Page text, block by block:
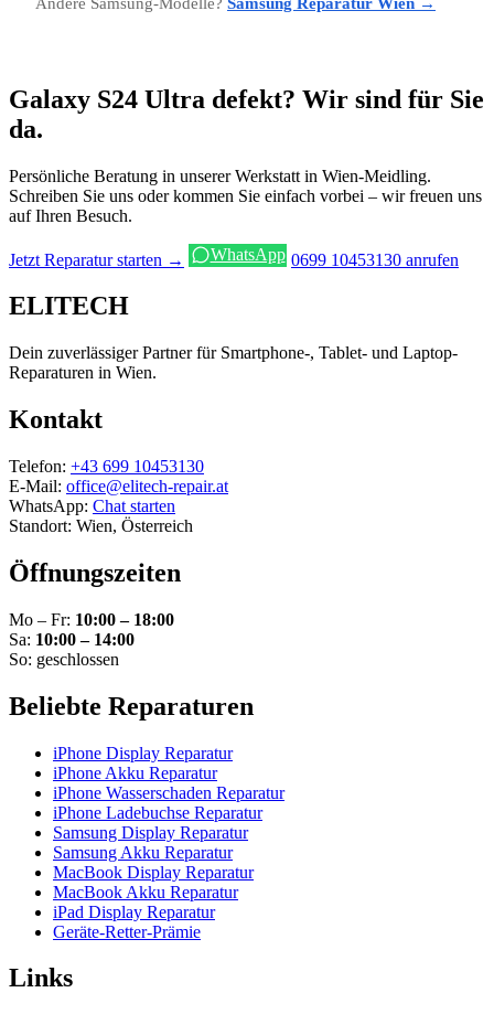
Galaxy S24 Ultra defekt? Wir sind für Sie
da.
Persönliche Beratung in unserer Werkstatt in Wien-Meidling.
Schreiben Sie uns oder kommen Sie einfach vorbei – wir freuen uns
auf Ihren Besuch.
Jetzt Reparatur starten → WhatsApp 0699 10453130 anrufen
ELITECH
Dein zuverlässiger Partner für Smartphone-, Tablet- und Laptop-
Reparaturen in Wien.
Kontakt
Telefon: +43 699 10453130
E-Mail: office@elitech-repair.at
WhatsApp: Chat starten
Standort: Wien, Österreich
Öffnungszeiten
Mo – Fr: 10:00 – 18:00
Sa: 10:00 – 14:00
So: geschlossen
Beliebte Reparaturen
iPhone Display Reparatur
iPhone Akku Reparatur
iPhone Wasserschaden Reparatur
iPhone Ladebuchse Reparatur
Samsung Display Reparatur
Samsung Akku Reparatur
MacBook Display Reparatur
MacBook Akku Reparatur
iPad Display Reparatur
Geräte-Retter-Prämie
Links